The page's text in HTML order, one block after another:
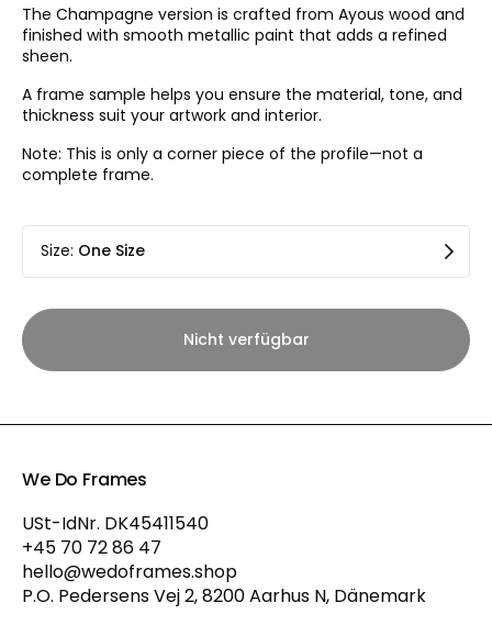
The Champagne version is crafted from Ayous wood and
finished with smooth metallic paint that adds a refined
sheen.
A frame sample helps you ensure the material, tone, and
thickness suit your artwork and interior.
Note: This is only a corner piece of the profile—not a
complete frame.
Size: One Size
Nicht verfügbar
We Do Frames
USt-IdNr. DK45411540
+45 70 72 86 47
hello@wedoframes.shop
P.O. Pedersens Vej 2, 8200 Aarhus N, Dänemark